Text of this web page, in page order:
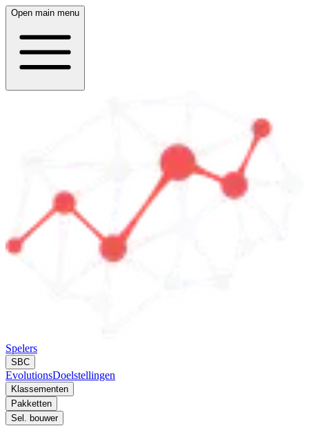
Open main menu
Spelers
SBC
EvolutionsDoelstellingen
Klassementen
Pakketten
Sel. bouwer